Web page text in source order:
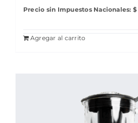
Precio sin Impuestos Nacionales: $
Agregar al carrito